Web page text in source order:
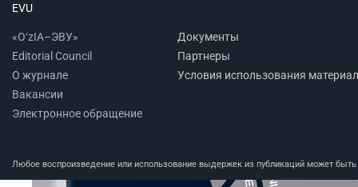
EVU
«O‘zIA–ЭВУ»
Editorial Council
О журнале
Вакансии
Электронное обращение
Документы
Партнеры
Условия использования
Любое воспроизведение или использование выдержек из публикаций может